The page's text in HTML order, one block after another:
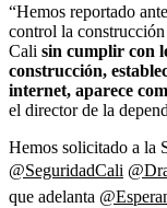
“Hemos reportado
control la
Cali sin cumplir con
construcción,
internet, aparece
el director de la
Hemos solicitado a la
@SeguridadCali
que adelanta